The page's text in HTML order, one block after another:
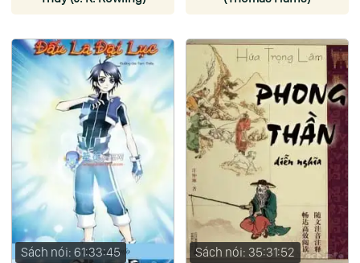
Sách nói: 61:33:45 Sách nói: 35:31:52